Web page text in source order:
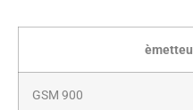
GSM 900